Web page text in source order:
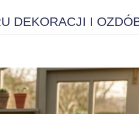
DEKORACJI I